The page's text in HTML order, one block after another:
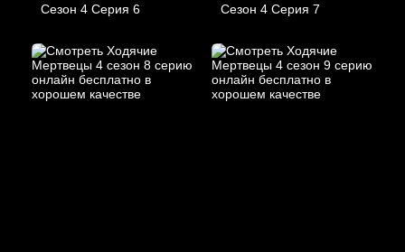
Сезон 4 Серия 6 Сезон 4 Серия 7